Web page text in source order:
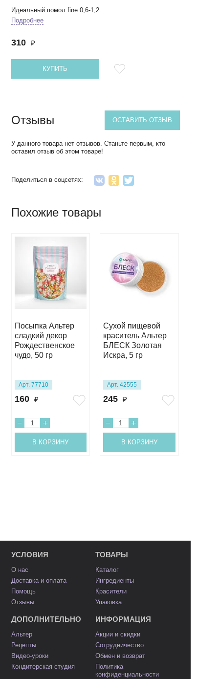
Идеальный помол fine 0,6-1,2.
Подробнее
310 ₽
КУПИТЬ
Отзывы ОСТАВИТЬ ОТЗЫВ
У данного товара нет отзывов. Станьте первым, кто
оставил отзыв об этом товаре!
Поделиться в соцсетях:
Похожие товары
Посыпка Альтер
сладкий декор
Рождественское
чудо, 50 гр
Арт. 77710
160 ₽
В КОРЗИНУ
Сухой пищевой
краситель Альтер
БЛЕСК Золотая
Искра, 5 гр
Арт. 42555
245 ₽
В КОРЗИНУ
УСЛОВИЯ
О нас
Доставка и оплата
Помощь
Отзывы
ТОВАРЫ
Каталог
Ингредиенты
Красители
Упаковка
ДОПОЛНИТЕЛЬНО
Альтер
Рецепты
Видео-уроки
Кондитерская студия
ИНФОРМАЦИЯ
Акции и скидки
Сотрудничество
Обмен и возврат
Политика
конфиденциальности